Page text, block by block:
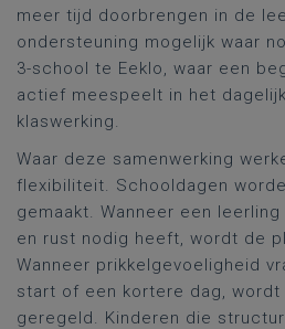
meer tijd doorbrengen in de
ondersteuning mogelijk waar
3-school te Eeklo, waar een
actief meespeelt in het
klaswerking.
Waar deze samenwerking
flexibiliteit. Schooldagen
gemaakt. Wanneer een
en rust nodig heeft, wordt de
Wanneer prikkelgevoeligheid
start of een kortere dag,
geregeld. Kinderen die